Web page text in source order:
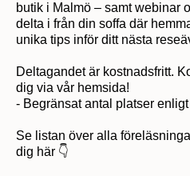
butik i Malmö – samt webinar
delta i från din soffa där
unika tips inför ditt nästa
Deltagandet är kostnadsfritt.
dig via vår hemsida!
- Begränsat antal platser
Se listan över alla
dig här 👇